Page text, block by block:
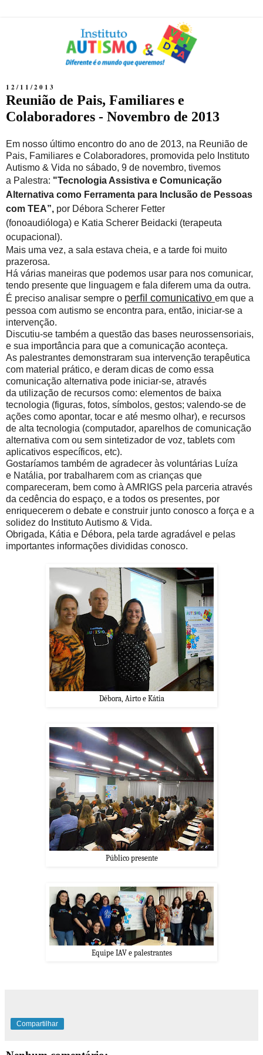
12/11/2013
Reunião de Pais, Familiares e
Colaboradores - Novembro de 2013
Em nosso último encontro do ano de 2013, na Reunião de
Pais, Familiares e Colaboradores, promovida pelo Instituto
Autismo & Vida no sábado, 9 de novembro, tivemos
a Palestra: "Tecnologia Assistiva e Comunicação
Alternativa como Ferramenta para Inclusão de Pessoas
com TEA”, por Débora Scherer Fetter
(fonoaudióloga) e Katia Scherer Beidacki (terapeuta
ocupacional).
Mais uma vez, a sala estava cheia, e a tarde foi muito
prazerosa.
Há várias maneiras que podemos usar para nos comunicar,
tendo presente que linguagem e fala diferem uma da outra.
É preciso analisar sempre o perfil comunicativo em que a
pessoa com autismo se encontra para, então, iniciar-se a
intervenção.
Discutiu-se também a questão das bases neurossensoriais,
e sua importância para que a comunicação aconteça.
As palestrantes demonstraram sua intervenção terapêutica
com material prático, e deram dicas de como essa
comunicação alternativa pode iniciar-se, através
da utilização de recursos como: elementos de baixa
tecnologia (figuras, fotos, símbolos, gestos; valendo-se de
ações como apontar, tocar e até mesmo olhar), e recursos
de alta tecnologia (computador, aparelhos de comunicação
alternativa com ou sem sintetizador de voz, tablets com
aplicativos específicos, etc).
Gostaríamos também de agradecer às voluntárias Luíza
e Natália, por trabalharem com as crianças que
compareceram, bem como à AMRIGS pela parceria através
da cedência do espaço, e a todos os presentes, por
enriquecerem o debate e construir junto conosco a força e a
solidez do Instituto Autismo & Vida.
Obrigada, Kátia e Débora, pela tarde agradável e pelas
importantes informações divididas conosco.
Débora, Airto e Kátia
Público presente
Equipe IAV e palestrantes
Compartilhar